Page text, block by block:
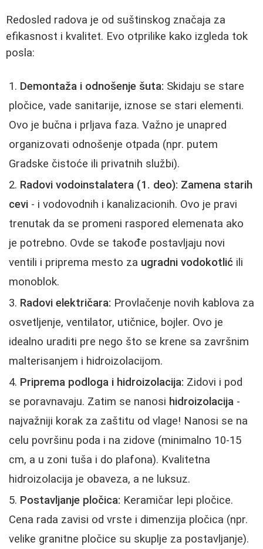
Redosled radova je od suštinskog značaja za
efikasnost i kvalitet. Evo otprilike kako izgleda tok
posla:
Demontaža i odnošenje šuta: Skidaju se stare
pločice, vade sanitarije, iznose se stari elementi.
Ovo je bučna i prljava faza. Važno je unapred
organizovati odnošenje otpada (npr. putem
Gradske čistoće ili privatnih službi).
Radovi vodoinstalatera (1. deo): Zamena starih
cevi - i vodovodnih i kanalizacionih. Ovo je pravi
trenutak da se promeni raspored elemenata ako
je potrebno. Ovde se takođe postavljaju novi
ventili i priprema mesto za ugradni vodokotlić ili
monoblok.
Radovi električara: Provlačenje novih kablova za
osvetljenje, ventilator, utičnice, bojler. Ovo je
idealno uraditi pre nego što se krene sa završnim
malterisanjem i hidroizolacijom.
Priprema podloga i hidroizolacija: Zidovi i pod
se poravnavaju. Zatim se nanosi hidroizolacija -
najvažniji korak za zaštitu od vlage! Nanosi se na
celu površinu poda i na zidove (minimalno 10-15
cm, a u zoni tuša i do plafona). Kvalitetna
hidroizolacija je obaveza, a ne luksuz.
Postavljanje pločica: Keramičar lepi pločice.
Cena rada zavisi od vrste i dimenzija pločica (npr.
velike granitne pločice su skuplje za postavljanje).